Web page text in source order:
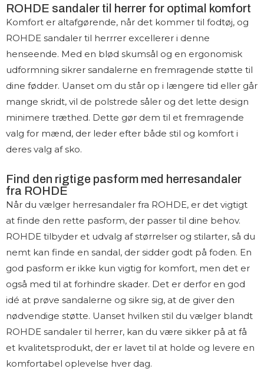
ROHDE sandaler til herrer for optimal komfort
Komfort er altafgørende, når det kommer til fodtøj, og
ROHDE sandaler til herrrer excellerer i denne
henseende. Med en blød skumsål og en ergonomisk
udformning sikrer sandalerne en fremragende støtte til
dine fødder. Uanset om du står op i længere tid eller går
mange skridt, vil de polstrede såler og det lette design
minimere træthed. Dette gør dem til et fremragende
valg for mænd, der leder efter både stil og komfort i
deres valg af sko.
Find den rigtige pasform med herresandaler
fra ROHDE
Når du vælger herresandaler fra ROHDE, er det vigtigt
at finde den rette pasform, der passer til dine behov.
ROHDE tilbyder et udvalg af størrelser og stilarter, så du
nemt kan finde en sandal, der sidder godt på foden. En
god pasform er ikke kun vigtig for komfort, men det er
også med til at forhindre skader. Det er derfor en god
idé at prøve sandalerne og sikre sig, at de giver den
nødvendige støtte. Uanset hvilken stil du vælger blandt
ROHDE sandaler til herrer, kan du være sikker på at få
et kvalitetsprodukt, der er lavet til at holde og levere en
komfortabel oplevelse hver dag.